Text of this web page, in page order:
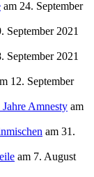
am 24. September
September 2021
September 2021
12. September
Amnesty am
am 31.
am 7. August